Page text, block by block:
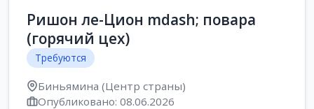
Ришон ле-Цион mdash; повара
(горячий цех)
Требуются
Биньямина (Центр страны)
Опубликовано: 08.06.2026